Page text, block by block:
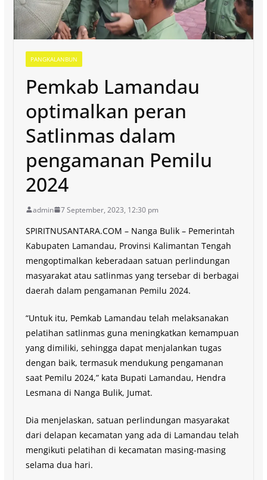
PANGKALANBUN
Pemkab Lamandau
optimalkan peran
Satlinmas dalam
pengamanan Pemilu
2024
admin 7 September, 2023, 12:30 pm
SPIRITNUSANTARA.COM – Nanga Bulik – Pemerintah
Kabupaten Lamandau, Provinsi Kalimantan Tengah
mengoptimalkan keberadaan satuan perlindungan
masyarakat atau satlinmas yang tersebar di berbagai
daerah dalam pengamanan Pemilu 2024.
“Untuk itu, Pemkab Lamandau telah melaksanakan
pelatihan satlinmas guna meningkatkan kemampuan
yang dimiliki, sehingga dapat menjalankan tugas
dengan baik, termasuk mendukung pengamanan
saat Pemilu 2024,” kata Bupati Lamandau, Hendra
Lesmana di Nanga Bulik, Jumat.
Dia menjelaskan, satuan perlindungan masyarakat
dari delapan kecamatan yang ada di Lamandau telah
mengikuti pelatihan di kecamatan masing-masing
selama dua hari.